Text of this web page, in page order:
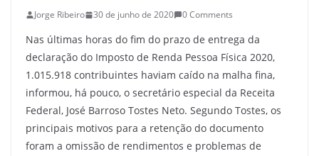
Jorge Ribeiro 30 de junho de 2020 0 Comments
Nas últimas horas do fim do prazo de entrega da
declaração do Imposto de Renda Pessoa Física 2020,
1.015.918 contribuintes haviam caído na malha fina,
informou, há pouco, o secretário especial da Receita
Federal, José Barroso Tostes Neto. Segundo Tostes, os
principais motivos para a retenção do documento
foram a omissão de rendimentos e problemas de